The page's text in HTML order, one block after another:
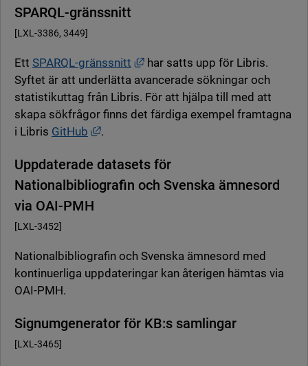
SPARQL-gränssnitt
[LXL-3386, 3449]
Ett SPARQL-gränssnitt Länk till annan webbplats,
har satts upp för Libris.
Syftet är att underlätta avancerade sökningar och
statistikuttag från Libris. För att hjälpa till med att
skapa sökfrågor finns det färdiga exempel framtagna
i Libris GitHub Länk till annan webbplats, öppnas i nytt
.
Uppdaterade datasets för
Nationalbibliografin och Svenska ämnesord
via OAI-PMH
[LXL-3452]
Nationalbibliografin och Svenska ämnesord med
kontinuerliga uppdateringar kan återigen hämtas via
OAI-PMH.
Signumgenerator för KB:s samlingar
[LXL-3465]